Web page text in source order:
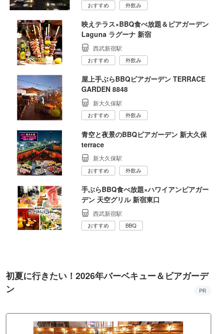
おすすめ 外飲み
映えテラス×BBQ食べ放題＆ビアガーデン
Laguna ラグーナ 新宿
西武新宿駅
おすすめ 外飲み
屋上手ぶらBBQビアガーデン TERRACE
GARDEN 8848
新大久保駅
おすすめ 外飲み
青空と夜景のBBQビアガーデン 新大久保
terrace
新大久保駅
おすすめ 外飲み
手ぶらBBQ食べ放題×ハワイアンビアガー
デン 天空グリル 新宿東口
西武新宿駅
おすすめ BBQ
初夏に行きたい！2026年バーベキュー＆ビアガーデ
ン
PR